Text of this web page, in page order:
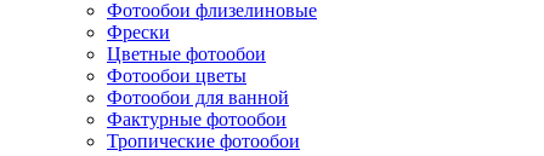
Фотообои флизелиновые
Фрески
Цветные фотообои
Фотообои цветы
Фотообои для ванной
Фактурные фотообои
Тропические фотообои